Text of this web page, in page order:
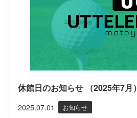
2025.07.01 お知らせ
休館日のお知らせ （2025年7月）